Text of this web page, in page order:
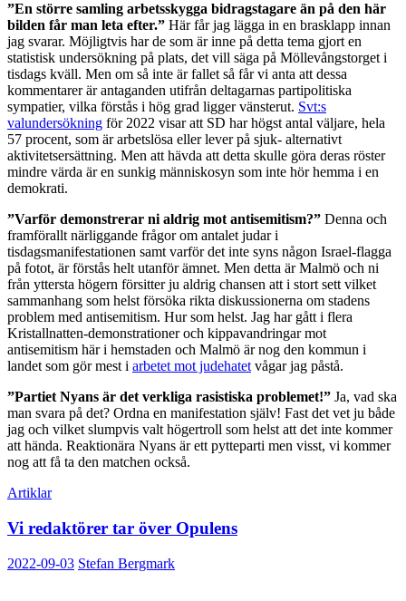
”En större samling arbetsskygga bidragstagare än på den här
bilden får man leta efter.” Här får jag lägga in en brasklapp innan
jag svarar. Möjligtvis har de som är inne på detta tema gjort en
statistisk undersökning på plats, det vill säga på Möllevångstorget i
tisdags kväll. Men om så inte är fallet så får vi anta att dessa
kommentarer är antaganden utifrån deltagarnas partipolitiska
sympatier, vilka förstås i hög grad ligger vänsterut. Svt:s
valundersökning för 2022 visar att SD har högst antal väljare, hela
57 procent, som är arbetslösa eller lever på sjuk- alternativt
aktivitetsersättning. Men att hävda att detta skulle göra deras röster
mindre värda är en sunkig människosyn som inte hör hemma i en
demokrati.
”Varför demonstrerar ni aldrig mot antisemitism?” Denna och
framförallt närliggande frågor om antalet judar i
tisdagsmanifestationen samt varför det inte syns någon Israel-flagga
på fotot, är förstås helt utanför ämnet. Men detta är Malmö och ni
från yttersta högern försitter ju aldrig chansen att i stort sett vilket
sammanhang som helst försöka rikta diskussionerna om stadens
problem med antisemitism. Hur som helst. Jag har gått i flera
Kristallnatten-demonstrationer och kippavandringar mot
antisemitism här i hemstaden och Malmö är nog den kommun i
landet som gör mest i arbetet mot judehatet vågar jag påstå.
”Partiet Nyans är det verkliga rasistiska problemet!” Ja, vad ska
man svara på det? Ordna en manifestation själv! Fast det vet ju både
jag och vilket slumpvis valt högertroll som helst att det inte kommer
att hända. Reaktionära Nyans är ett pytteparti men visst, vi kommer
nog att få ta den matchen också.
Artiklar
Vi redaktörer tar över Opulens
2022-09-03 Stefan Bergmark